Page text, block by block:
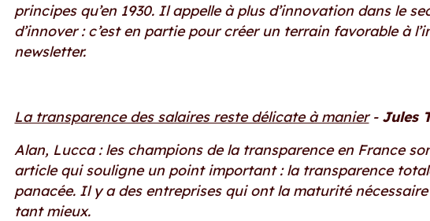
principes qu’en 1930. Il appelle à plus d’innovation dans le
d’innover : c’est en partie pour créer un terrain favorable à
newsletter.
La transparence des salaires reste délicate à manier- Jules
Alan, Lucca : les champions de la transparence en France
article qui souligne un point important : la transparence
panacée. Il y a des entreprises qui ont la maturité
tant mieux.